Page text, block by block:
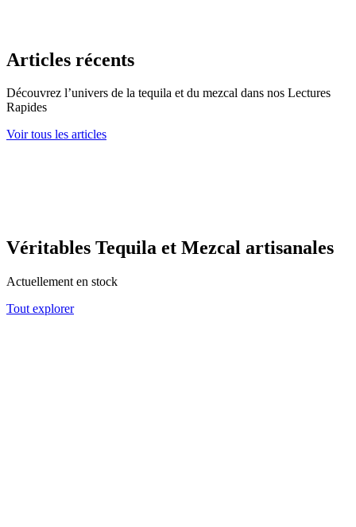
Articles récents
Découvrez l’univers de la tequila et du mezcal dans nos Lectures
Rapides
Voir tous les articles
Véritables Tequila et Mezcal artisanales
Actuellement en stock
Tout explorer